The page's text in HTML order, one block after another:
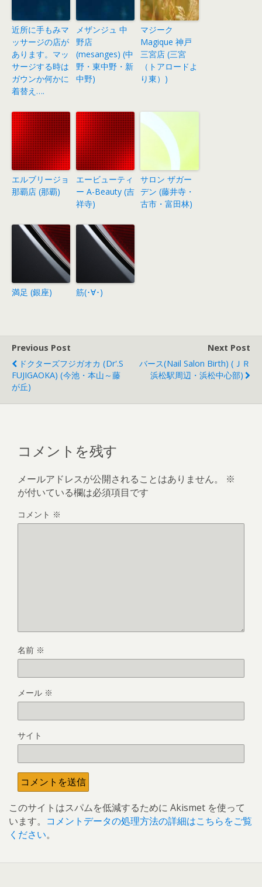
近所に手もみマ
ッサージの店が
あります。マッ
サージする時は
ガウンか何かに
着替え….
メザンジュ 中
野店
(mesanges) (中
野・東中野・新
中野)
マジーク
Magique 神戸
三宮店 (三宮
（トアロードよ
り東）)
エルブリージョ
那覇店 (那覇)
エービューティ
ー A-Beauty (吉
祥寺)
サロン ザガー
デン (藤井寺・
古市・富田林)
満足 (銀座) 筋(･∀･)
Previous Post
ドクターズフジガオカ (Dr'.s
FUJIGAOKA) (今池・本山～藤
が丘)
Next Post
バース(Nail Salon Birth) (ＪＲ
浜松駅周辺・浜松中心部)
コメントを残す
メールアドレスが公開されることはありません。
※
が付いている欄は必須項目です
コメント ※
名前 ※
メール ※
サイト
このサイトはスパムを低減するために Akismet を使って
います。 コメントデータの処理方法の詳細はこちらをご覧
ください。